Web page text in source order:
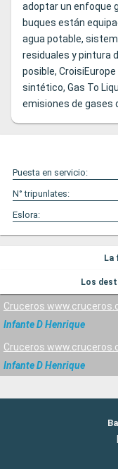
adoptar un enfoque
buques están
agua potable,
residuales y pintura
posible,
sintético, Gas To
emisiones de gases
Puesta en servicio:
N° tripunlates:
Eslora:
La
Los
Cruceros
Infante D Henrique
Cruceros
Infante D Henrique